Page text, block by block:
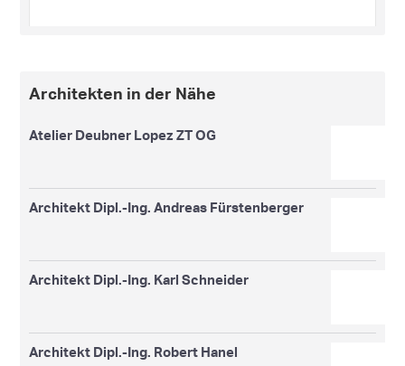
Architekten in der Nähe
Atelier Deubner Lopez ZT OG
Architekt Dipl.-Ing. Andreas Fürstenberger
Architekt Dipl.-Ing. Karl Schneider
Architekt Dipl.-Ing. Robert Hanel